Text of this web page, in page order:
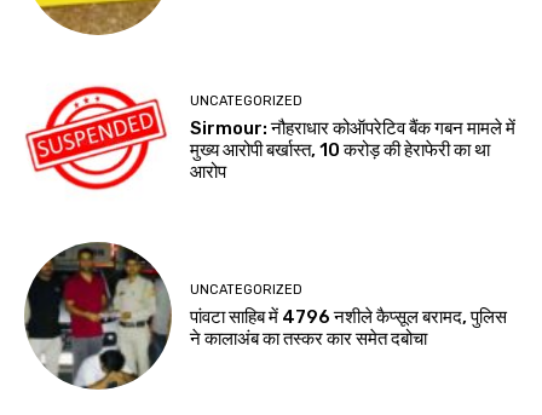
UNCATEGORIZED
Sirmour: नौहराधार कोऑपरेटिव बैंक गबन मामले में
मुख्य आरोपी बर्खास्त, 10 करोड़ की हेराफेरी का था
आरोप
UNCATEGORIZED
पांवटा साहिब में 4796 नशीले कैप्सूल बरामद, पुलिस
ने कालाअंब का तस्कर कार समेत दबोचा